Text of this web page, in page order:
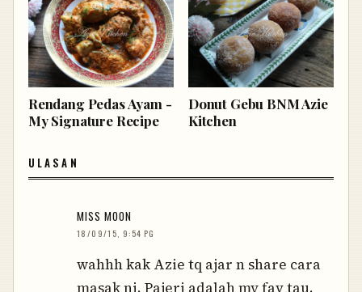
Rendang Pedas Ayam -
My Signature Recipe
Donut Gebu BNM Azie
Kitchen
ULASAN
MISS MOON
18/09/15, 9:54 PG
wahhh kak Azie tq ajar n share cara